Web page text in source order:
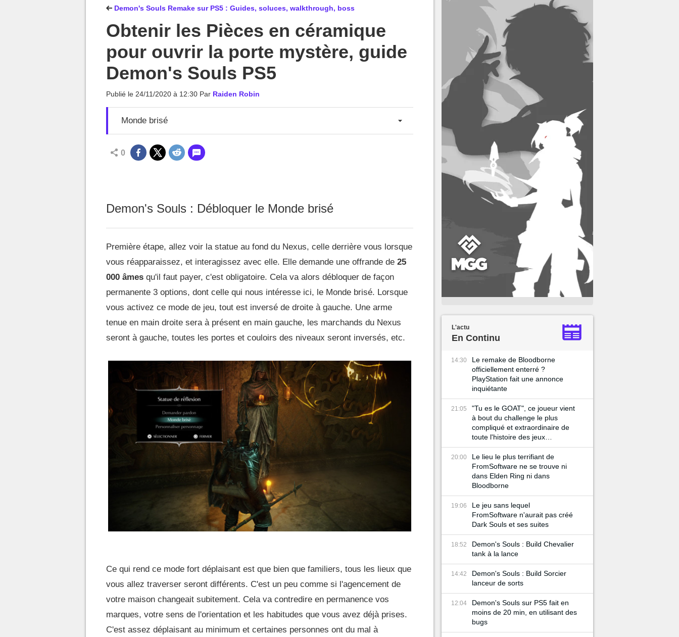
Demon's Souls Remake sur PS5 : Guides, soluces, walkthrough, boss
Obtenir les Pièces en céramique
pour ouvrir la porte mystère, guide
Demon's Souls PS5
Publié le 24/11/2020 à 12:30 Par Raiden Robin
Monde brisé
0
Demon's Souls : Débloquer le Monde brisé
Première étape, allez voir la statue au fond du Nexus, celle derrière vous lorsque
vous réapparaissez, et interagissez avec elle. Elle demande une offrande de 25
000 âmes qu'il faut payer, c'est obligatoire. Cela va alors débloquer de façon
permanente 3 options, dont celle qui nous intéresse ici, le Monde brisé. Lorsque
vous activez ce mode de jeu, tout est inversé de droite à gauche. Une arme
tenue en main droite sera à présent en main gauche, les marchands du Nexus
seront à gauche, toutes les portes et couloirs des niveaux seront inversés, etc.
Ce qui rend ce mode fort déplaisant est que bien que familiers, tous les lieux que
vous allez traverser seront différents. C'est un peu comme si l'agencement de
votre maison changeait subitement. Cela va contredire en permanence vos
marques, votre sens de l'orientation et les habitudes que vous avez déjà prises.
C'est assez déplaisant au minimum et certaines personnes ont du mal à
L'actu
En Continu
14:30
Le remake de Bloodborne
officiellement enterré ?
PlayStation fait une annonce
inquiétante
21:05
"Tu es le GOAT", ce joueur vient
à bout du challenge le plus
compliqué et extraordinaire de
toute l'histoire des jeux
FromSoftware
20:00
Le lieu le plus terrifiant de
FromSoftware ne se trouve ni
dans Elden Ring ni dans
Bloodborne
19:06
Le jeu sans lequel
FromSoftware n'aurait pas créé
Dark Souls et ses suites
18:52
Demon's Souls : Build Chevalier
tank à la lance
14:42
Demon's Souls : Build Sorcier
lanceur de sorts
12:04
Demon's Souls sur PS5 fait en
moins de 20 min, en utilisant des
bugs